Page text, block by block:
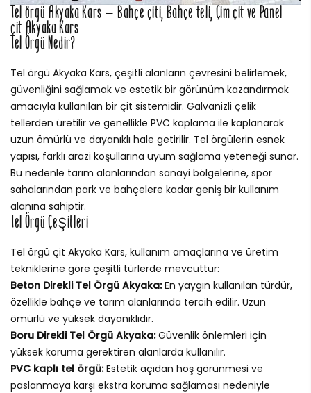
Tel örgü Akyaka Kars – Bahçe çiti, Bahçe teli, Çim çit ve Panel
çit Akyaka Kars
Tel Örgü Nedir?
Tel örgü Akyaka Kars, çeşitli alanların çevresini belirlemek,
güvenliğini sağlamak ve estetik bir görünüm kazandırmak
amacıyla kullanılan bir çit sistemidir. Galvanizli çelik
tellerden üretilir ve genellikle PVC kaplama ile kaplanarak
uzun ömürlü ve dayanıklı hale getirilir. Tel örgülerin esnek
yapısı, farklı arazi koşullarına uyum sağlama yeteneği sunar.
Bu nedenle tarım alanlarından sanayi bölgelerine, spor
sahalarından park ve bahçelere kadar geniş bir kullanım
alanına sahiptir.
Tel Örgü Çeşitleri
Tel örgü çit Akyaka Kars, kullanım amaçlarına ve üretim
tekniklerine göre çeşitli türlerde mevcuttur:
Beton Direkli Tel Örgü Akyaka:En yaygın kullanılan türdür,
özellikle bahçe ve tarım alanlarında tercih edilir. Uzun
ömürlü ve yüksek dayanıklıdır.
Boru Direkli Tel Örgü Akyaka:Güvenlik önlemleri için
yüksek koruma gerektiren alanlarda kullanılır.
PVC kaplı tel örgü:Estetik açıdan hoş görünmesi ve
paslanmaya karşı ekstra koruma sağlaması nedeniyle